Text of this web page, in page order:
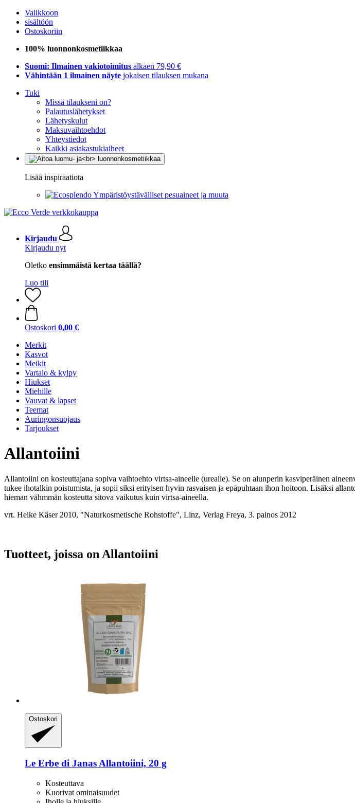
Valikkoon
sisältöön
Ostoskoriin
100% luonnonkosmetiikkaa
Suomi: Ilmainen vakiotoimitus alkaen 79,90 €
Vähintään 1 ilmainen näyte jokaisen tilauksen mukana
Tuki
Missä tilaukseni on?
Palautuslähetykset
Lähetyskulut
Maksuvaihtoehdot
Yhteystiedot
Kaikki asiakastukiaiheet
Lisää inspiraatiota
Ympäristöystävälliset pesuaineet ja muuta
Kirjaudu
Kirjaudu nyt
Oletko ensimmäistä kertaa täällä?
Luo tili
Ostoskori 0,00 €
Merkit
Kasvot
Meikit
Vartalo & kylpy
Hiukset
Miehille
Vauvat & lapset
Teemat
Auringonsuojaus
Tarjoukset
Allantoiini
Allantoiini on kosteuttajana sopiva vaihtoehto virtsa-aineelle (urealle). Se on alunperin kasviperäinen
tukee ihotalkin poistumista, ja sopii siksi erityisen hyvin rasvaisen ja epäpuhtaan ihon hoitoon. Lisäksi
hieman vähmmän kosteutta sitova vaikutus kuin virtsa-aineella.
vrt. Heike Käser 2010, "Naturkosmetische Rohstoffe", Linz, Verlag Freya, 3. painos 2012
Tuotteet, joissa on Allantoiini
Ostoskori
Le Erbe di JanasAllantoiini, 20 g
Kosteuttava
Kuorivat ominaisuudet